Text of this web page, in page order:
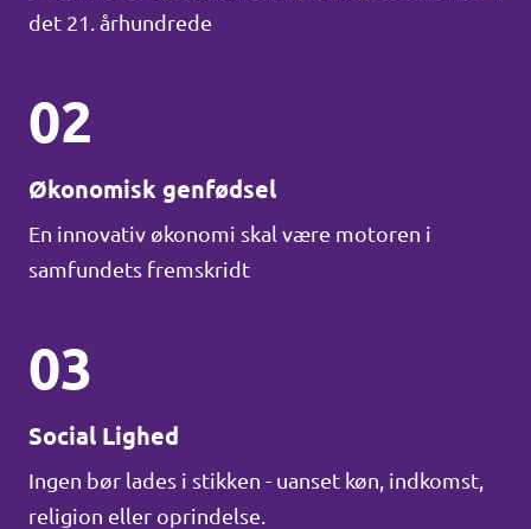
det 21. århundrede
02
Økonomisk genfødsel
En innovativ økonomi skal være motoren i
samfundets fremskridt
03
Social Lighed
Ingen bør lades i stikken - uanset køn, indkomst,
religion eller oprindelse.